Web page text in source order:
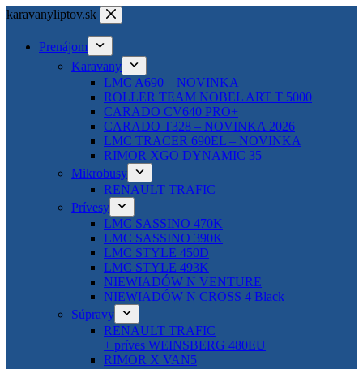
Skip
content
karavanyliptov.sk
Prenájom
Karavany
LMC A690 – NOVINKA
ROLLER TEAM NOBEL ART T 5000
CARADO CV640 PRO+
CARADO T328 – NOVINKA 2026
LMC TRACER 690EL – NOVINKA
RIMOR XGO DYNAMIC 35
Mikrobusy
RENAULT TRAFIC
Prívesy
LMC SASSINO 470K
LMC SASSINO 390K
LMC STYLE 450D
LMC STYLE 493K
NIEWIADÓW N VENTURE
NIEWIADÓW N CROSS 4 Black
Súpravy
RENAULT TRAFIC
+ príves WEINSBERG 480EU
RIMOR X VAN5